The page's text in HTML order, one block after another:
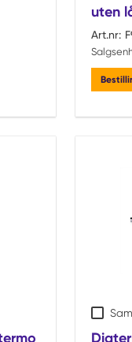
uten
Art.nr: